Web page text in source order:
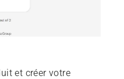
et créer votre